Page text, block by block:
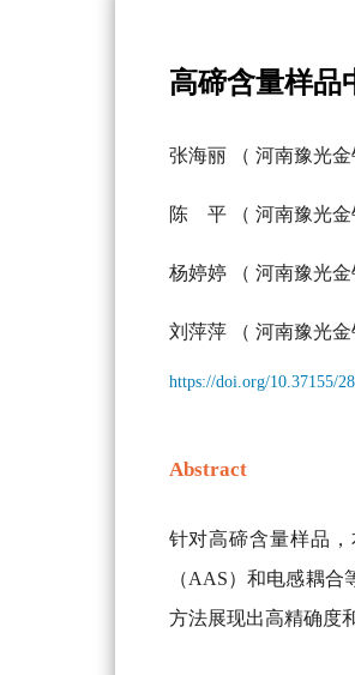
高碲含量样品
张海丽 （ 河南豫光
陈 平 （ 河南豫光
杨婷婷 （ 河南豫光
刘萍萍 （ 河南豫光
https://doi.org/10.37155/
Abstract
针对高碲含量样品
（AAS）和电感耦
方法展现出高精确度